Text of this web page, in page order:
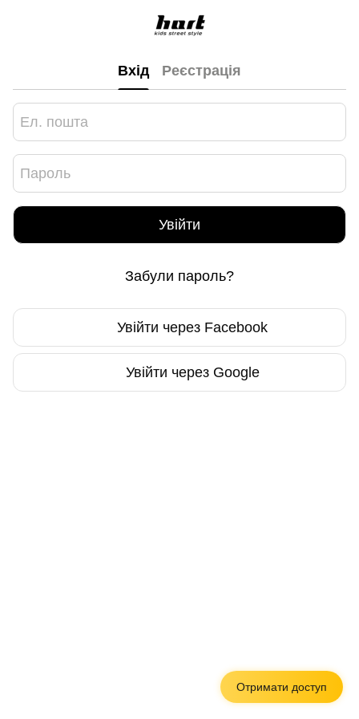
Вхід Реєстрація
Увійти
Забули пароль?
Увійти через Facebook
Увійти через Google
Отримати доступ